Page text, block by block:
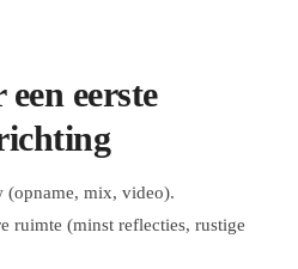
eerste
(opname, mix, video).
ruimte (minst reflecties, rustige